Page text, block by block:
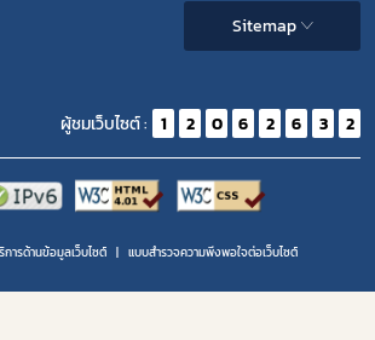
Sitemap
ผู้ชมเว็บไซต์ : 1 2 0 6 2 6 3 2
การด้านข้อมูลเว็บไซต์ แบบสำรวจความพีงพอใจต่อเว็บไซต์